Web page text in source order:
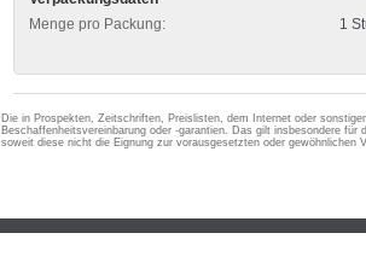
Menge pro Packung:
1
Die in Prospekten, Zeitschriften, Preislisten, dem Internet oder
Beschaffenheitsvereinbarung oder -garantien. Das gilt insbesondere
soweit diese nicht die Eignung zur vorausgesetzten oder gewöhnlichen